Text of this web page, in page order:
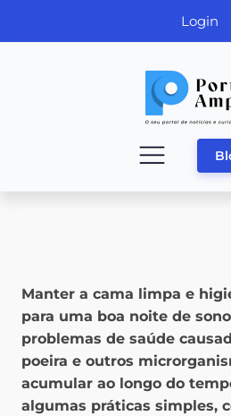
Login
Manter a cama limpa e
para uma boa noite de
problemas de saúde
poeira e outros
acumular ao longo do
algumas práticas simples,